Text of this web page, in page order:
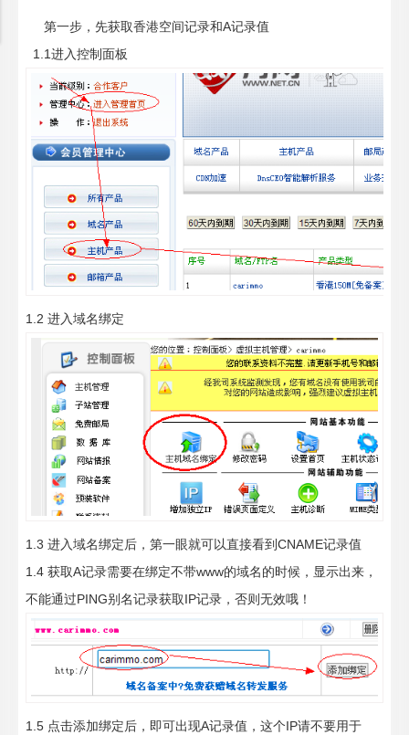
第一步，先获取香港空间记录和A记录值
1.1进入控制面板
1.2 进入域名绑定
1.3 进入域名绑定后，第一眼就可以直接看到CNAME记录值
1.4 获取A记录需要在绑定不带www的域名的时候，显示出来，
不能通过PING别名记录获取IP记录，否则无效哦！
1.5 点击添加绑定后，即可出现A记录值，这个IP请不要用于